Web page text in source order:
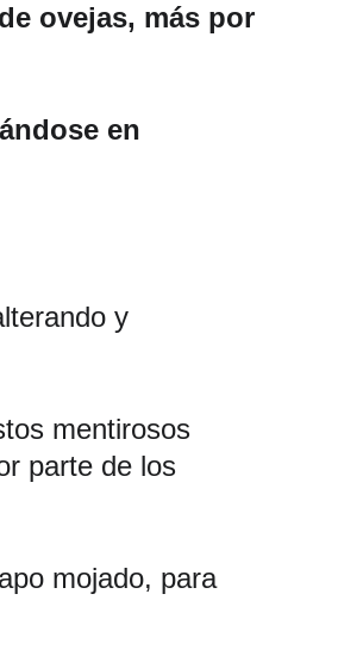
ovejas, más por
en
y
mentirosos
parte de los
mojado, para